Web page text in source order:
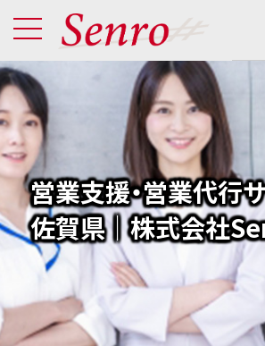
営業支援・営業代行
佐賀県｜株式会社